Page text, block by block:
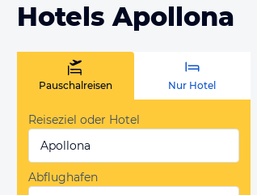
Hotels Apollona
Pauschalreisen Nur Hotel
Reiseziel oder Hotel
Apollona
Abflughafen